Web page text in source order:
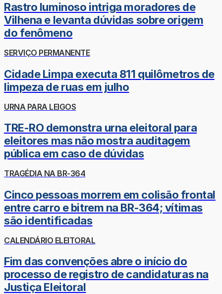
Rastro luminoso intriga moradores de
Vilhena e levanta dúvidas sobre origem
do fenômeno
SERVIÇO PERMANENTE
Cidade Limpa executa 811 quilômetros de
limpeza de ruas em julho
URNA PARA LEIGOS
TRE-RO demonstra urna eleitoral para
eleitores mas não mostra auditagem
pública em caso de dúvidas
TRAGÉDIA NA BR-364
Cinco pessoas morrem em colisão frontal
entre carro e bitrem na BR-364; vítimas
são identificadas
CALENDÁRIO ELEITORAL
Fim das convenções abre o início do
processo de registro de candidaturas na
Justiça Eleitoral